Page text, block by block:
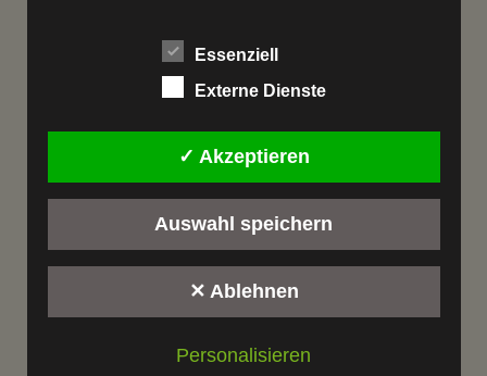
Datenschutzbestimmungen. Mittels dieser
Datenschutzerklärung möchte unser Unternehmen die
Öffentlichkeit über Art, Umfang und Zweck der von uns
personenbezogenen Daten informieren. Ferner werden
betroffene Personen mittels dieser Datenschutzerklärung
über die ihnen zustehenden Rechte aufgeklärt.
Wir haben als für die Verarbeitung Verantwortlicher
zahlreiche technische und organisatorische Maßnahmen
umgesetzt, um einen möglichst lückenlosen Schutz der
über diese Internetseite verarbeiteten
grundsätzlich Sicherheitslücken aufweisen, sodass ein
Essenziell
Externe Dienste
✓ Akzeptieren
Auswahl speichern
✕ Ablehnen
Personalisieren